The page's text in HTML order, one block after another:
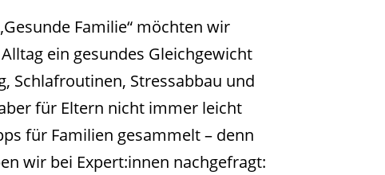
Familie“ möchten wir
ein gesundes Gleichgewicht
Schlafroutinen, Stressabbau und
für Eltern nicht immer leicht
für Familien gesammelt – denn
wir bei Expert:innen nachgefragt: